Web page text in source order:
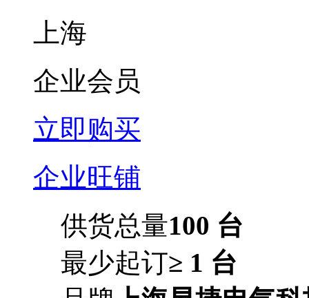
上海
企业会员
立即购买
企业旺铺
供货总量100 台
最少起订≥ 1 台